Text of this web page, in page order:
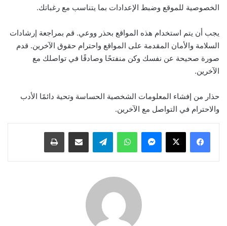
الخصوصية للموقع وضبط الإعدادات بما يتناسب مع رغباتك.
يجب أن يتم استخدام هذه المواقع بحذر ووعي. قم بمراجعة إرشادات
السلامة والأمان المقدمة على المواقع واحترام حقوق الآخرين. قدم
صورة صحيحة عن نفسك وكن منفتحًا وصادقًا في تواصلك مع
الآخرين.
حذار من إفشاء المعلومات الشخصية الحساسة وتحية دائمًا الأدب
والاحترام في التواصل مع الآخرين.
ماسنجر واتساب تيلقرام مشاركة عبر البريد طباعة